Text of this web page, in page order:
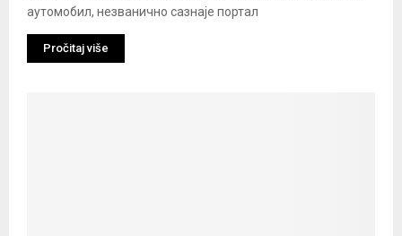
аутомобил, незванично сазнаје портал
Pročitaj više